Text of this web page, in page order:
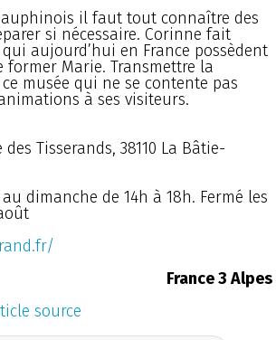
il faut tout connaître des
si nécessaire. Corinne fait
aujourd’hui en France possèdent
former Marie. Transmettre la
musée qui ne se contente pas
à ses visiteurs.
Tisserands, 38110 La Bâtie-
dimanche de 14h à 18h. Fermé les
France 3 Alpes
source